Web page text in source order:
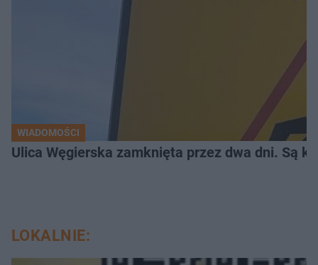
WIADOMOŚCI
Ulica Węgierska zamknięta przez dwa dni. Są
LOKALNIE: